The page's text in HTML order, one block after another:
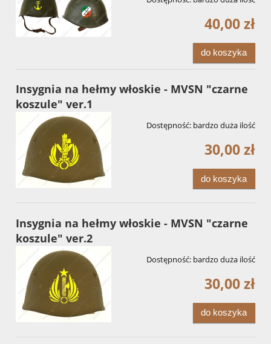
40,00 zł
do koszyka
Insygnia na hełmy włoskie - MVSN "czarne
koszule" ver.1
Dostępność: bardzo duża ilość
30,00 zł
do koszyka
Insygnia na hełmy włoskie - MVSN "czarne
koszule" ver.2
Dostępność: bardzo duża ilość
30,00 zł
do koszyka